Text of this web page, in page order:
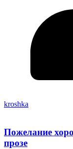
kroshka
Пожелание
прозе